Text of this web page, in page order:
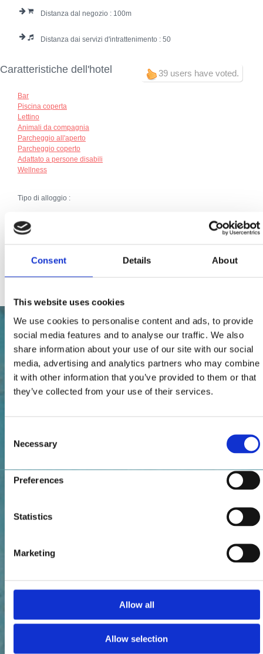
Consent Details About
This website uses cookies
We use cookies to personalise content and ads, to provide
social media features and to analyse our traffic. We also
share information about your use of our site with our social
media, advertising and analytics partners who may combine
it with other information that you’ve provided to them or that
they’ve collected from your use of their services.
Selection
Necessary
Preferences
Statistics
Marketing
Allow all
Allow selection
Distanza dal negozio : 100
Distanza dai servizi d'intrattenimento : 50
39 users have voted.
Caratteristiche dell'hotel
Bar
Piscina coperta
Lettino
Animali da compagnia
Parcheggio all'aperto
Parcheggio coperto
Adattato a persone disabili
Wellness
Tipo di alloggio :
Letti principali (numero):
263
Numero totale di letti:
263